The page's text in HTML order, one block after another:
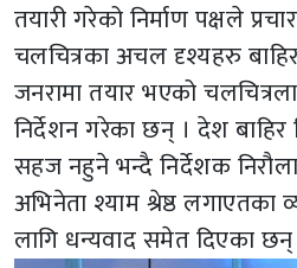
तयारी गरेको निर्माण पक्षले
चलचित्रका अचल दृश्यहरु
जनरामा तयार भएको
निर्देशन गरेका छन् । देश
सहज नहुने भन्दै निर्देशक
अभिनेता श्याम श्रेष्ठ लगाएतका
लागि धन्यवाद समेत दिएका छन्